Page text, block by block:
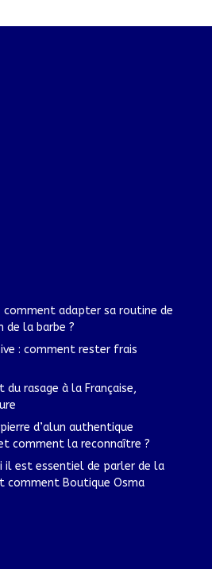
comment adapter sa routine de
de la barbe ?
: comment rester frais
du rasage à la Française,
d’alun authentique
et comment la reconnaître ?
il est essentiel de parler de la
comment Boutique Osma